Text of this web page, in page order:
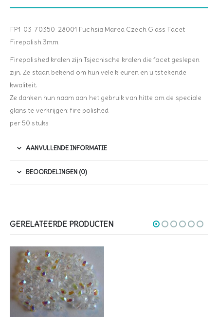
FP1-03-70350-28001 Fuchsia Marea Czech Glass Facet
Firepolish 3mm
Firepolished kralen zijn Tsjechische kralen die facet geslepen
zijn. Ze staan bekend om hun vele kleuren en uitstekende
kwaliteit.
Ze danken hun naam aan het gebruik van hitte om de speciale
glans te verkrijgen: fire polished
per 50 stuks
AANVULLENDE INFORMATIE
BEOORDELINGEN (0)
GERELATEERDE PRODUCTEN